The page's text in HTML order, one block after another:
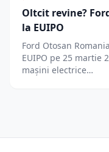
Oltcit revine?
la EUIPO
Ford Otosan
EUIPO pe 25 martie
mașini electrice…